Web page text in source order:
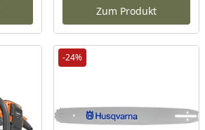
Zum Produkt
-24%